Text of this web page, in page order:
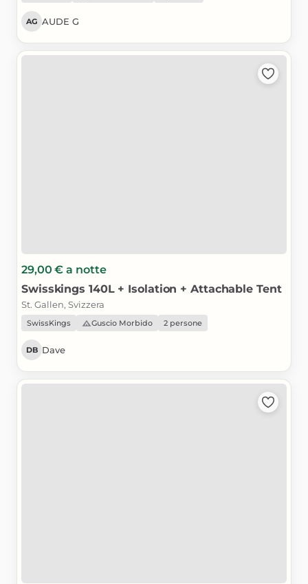
AG AUDE G
29,00 € a notte
Swisskings 140L + Isolation + Attachable Tent
St. Gallen, Svizzera
SwissKings Guscio Morbido 2 persone
DB Dave